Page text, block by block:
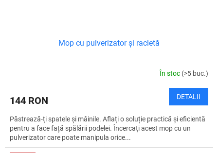
Mop cu pulverizator și racletă
În stoc (>5 buc.)
144 RON DETALII
Păstrează-ți spatele și mâinile. Aflați o soluție practică și eficientă
pentru a face față spălării podelei. Încercați acest mop cu un
pulverizator care poate manipula orice...